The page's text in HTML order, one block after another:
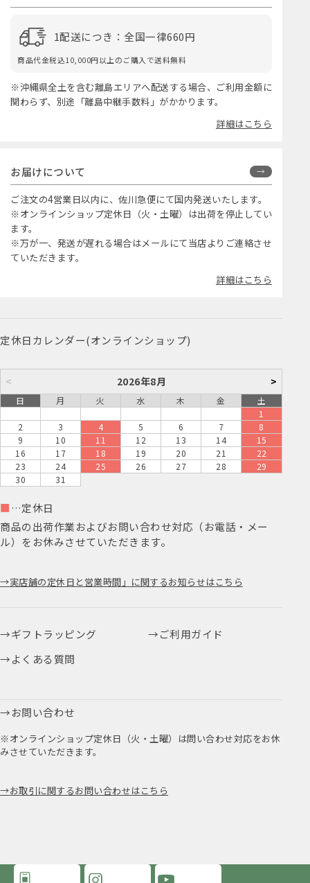
1配送につき：全国一律660円
商品代金税込10,000円以上のご購入で送料無料
※沖縄県全土を含む離島エリアへ配送する場合、ご利用金額に
関わらず、別途「離島中継手数料」がかかります。
詳細はこちら
お届けについて
ご注文の4営業日以内に、佐川急便にて国内発送いたします。
※オンラインショップ定休日（火・土曜）は出荷を停止してい
ます。
※万が一、発送が遅れる場合はメールにて当店よりご連絡させ
ていただきます。
詳細はこちら
定休日カレンダー(オンラインショップ)
< 2026年8月 >
日 月 火 水 木 金
土
1
2
3 4 5 6 7
8
9
10 11 12 13 14
15
16
17 18 19 20 21
22
23
24 25 26 27 28
29
30
31
■ …定休日
商品の出荷作業およびお問い合わせ対応（お電話・メー
ル）をお休みさせていただきます。
実店舗の定休日と営業時間」に関するお知らせはこちら
ギフトラッピング
ご利用ガイド
よくある質問
お問い合わせ
※オンラインショップ定休日（火・土曜）は問い合わせ対応をお休
みさせていただきます。
お取引に関するお問い合わせはこちら